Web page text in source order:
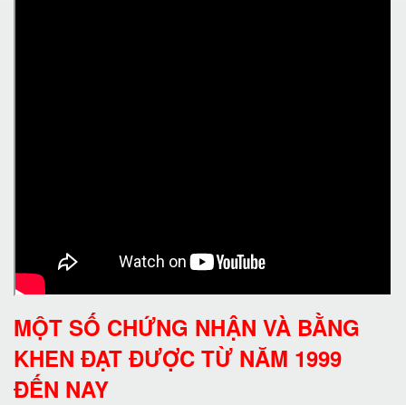
MỘT SỐ CHỨNG NHẬN VÀ BẰNG
KHEN ĐẠT ĐƯỢC TỪ NĂM 1999
ĐẾN NAY